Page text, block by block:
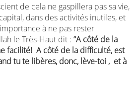
de cela ne gaspillera pas sa vie,
dans des activités inutiles, et
à ne pas rester
le Très-Haut dit : “A côté de la
facilité! A côté de la difficulté, est
tu te libères, donc, lève-toi , et à